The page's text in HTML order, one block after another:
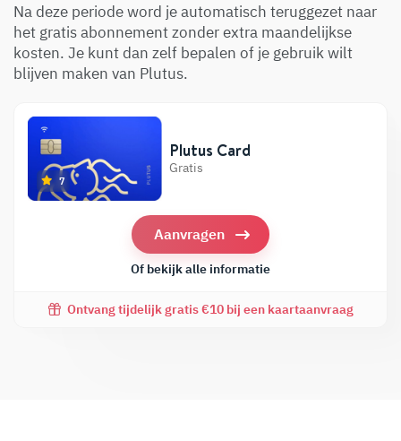
Na deze periode word je automatisch teruggezet naar
het gratis abonnement zonder extra maandelijkse
kosten. Je kunt dan zelf bepalen of je gebruik wilt
blijven maken van Plutus.
Plutus Card
Gratis
7
Aanvragen
Of bekijk alle informatie
Ontvang tijdelijk gratis €10 bij een kaartaanvraag